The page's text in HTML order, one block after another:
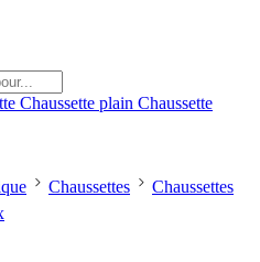
Chaussette plain Chaussette
Chaussettes
Chaussettes